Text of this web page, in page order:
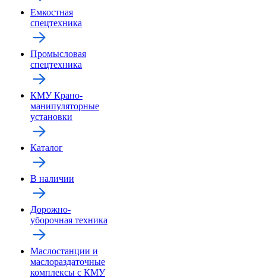
Емкостная
спецтехника
Промысловая
спецтехника
КМУ Крано-
манипуляторные
установки
Каталог
В наличии
Дорожно-
уборочная техника
Маслостанции и
маслораздаточные
комплексы с КМУ